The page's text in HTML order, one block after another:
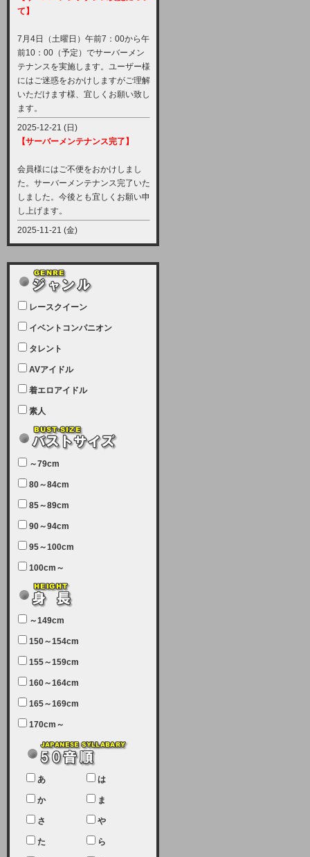
て】
7月4日（土曜日）午前7：00から午
前10：00（予定）でサーバーメン
テナンスを実施します。ユーザー様
にはご迷惑をおかけしますがご理解
いただけます様、宜しくお願い致し
ます。
2025-12-21 (日)
【サーバーメンテナンス完了】
会員様にはご不便をおかけしまし
た。サーバーメンテナンス完了いた
しました。今後とも宜しくお願い申
し上げます。
2025-11-21 (金)
【サーバーメンテナンス実施につい
12月21日（日曜日）午前9：00か
ら午前11：00（予定）でサーバー
メンテナンスを実施します。ユーザ
ー様にはご迷惑をおかけしますがご
理解いただけます様、宜しくお願い
致します。
2025-07-05 (土)
【サーバーメンテナンス完了のお知
本日、サーバーメンテナンスのため
ユーザー様には大変ご迷惑をおかけ
しました。無事、メンテナンスが完
致します。
2025-06-11 (水)
【サーバーメンテナンス実施につい
7月5日（土曜日）午前7：00から午
テナンスを実施します。ユーザー様
にはご迷惑をおかけしますがご理解
いただけます様、宜しくお願い致し
【クレジットカード決済について
②】
現在、クレジットカード決済はJCB
のみになっております。大変ご迷惑
キャシュでの決済は可能ですので、
宜しくお願い致します。
2024-02-23 (金)
【クレジットカード決済について】
只今、クレジットカード会社の都合
により決済ができない状況です。
ユーザー様には、大変ご迷惑をおか
レースクイーン
イベントコンパニオン
タレント
AVアイドル
着エロアイドル
素人
～79cm
80～84cm
85～89cm
90～94cm
95～100cm
100cm～
～149cm
150～154cm
155～159cm
160～164cm
165～169cm
170cm～
あ は
か ま
さ や
た ら